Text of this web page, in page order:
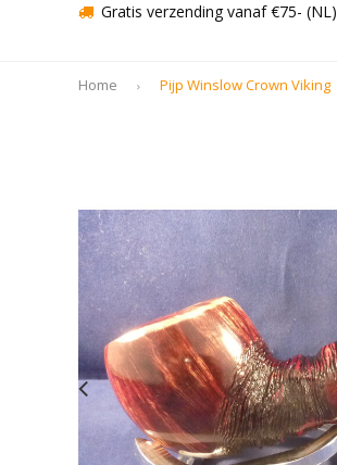
Gratis verzending vanaf €75- (NL)
Home Pijp Winslow Crown Viking